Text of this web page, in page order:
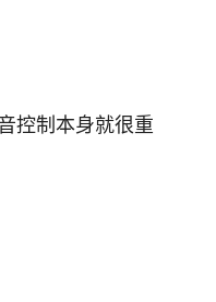
控制本身就很重